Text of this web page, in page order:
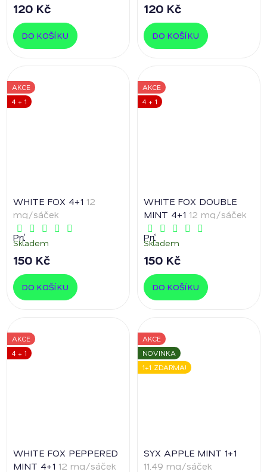
120 Kč
DO KOŠÍKU
120 Kč
DO KOŠÍKU
AKCE
4 + 1
WHITE FOX 4+1 12
mg/sáček
Průměrné
hodnocení
produktu
je
5,0
5
hvězdiček.
Skladem
150 Kč
DO KOŠÍKU
AKCE
4 + 1
WHITE FOX DOUBLE
MINT 4+1 12 mg/sáček
Průměrné
hodnocení
produktu
je
5,0
5
hvězdiček.
Skladem
150 Kč
DO KOŠÍKU
AKCE
4 + 1
WHITE FOX PEPPERED
MINT 4+1 12 mg/sáček
AKCE
NOVINKA
1+1 ZDARMA!
SYX APPLE MINT 1+1
11,49 mg/sáček